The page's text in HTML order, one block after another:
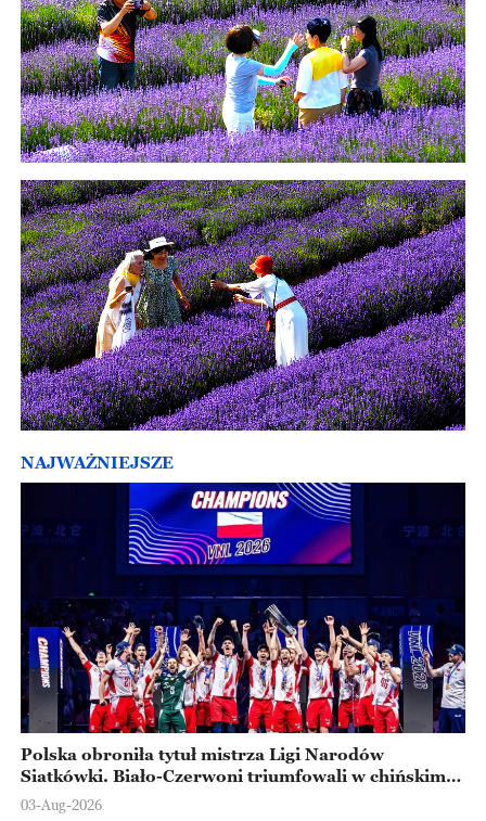
NAJWAŻNIEJSZE
Polska obroniła tytuł mistrza Ligi Narodów
Siatkówki. Biało-Czerwoni triumfowali w chińskim
Ningbo
03-Aug-2026